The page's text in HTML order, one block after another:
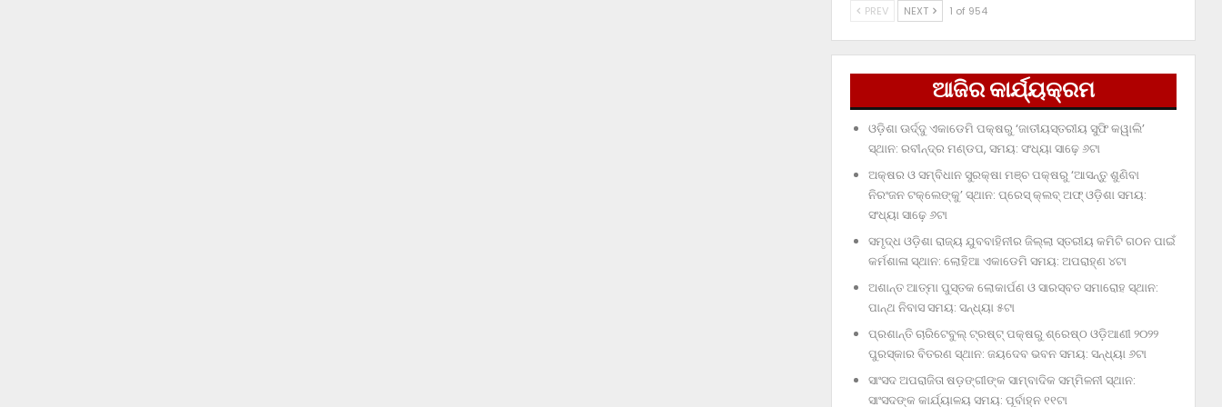
PREV NEXT 1 of 954
ଆଜିର କାର୍ଯ୍ୟକ୍ରମ
ଓଡ଼ିଶା ଊର୍ଦ୍ଦୁ ଏକାଡେମି ପକ୍ଷରୁ ‘ଜାତୀୟସ୍ତରୀୟ ସୁଫି କୱାଲି’
ସ୍ଥାନ: ରବୀନ୍ଦ୍ର ମଣ୍ଡପ, ସମୟ: ସଂଧ୍ୟା ସାଢ଼େ ୬ଟା
ଅକ୍ଷର ଓ ସମ୍ବିଧାନ ସୁରକ୍ଷା ମଞ୍ଚ ପକ୍ଷରୁ ‘ଆସନ୍ତୁ ଶୁଣିବା
ନିରଂଜନ ଟକ୍‌ଲେଙ୍କୁ’ ସ୍ଥାନ: ପ୍ରେସ୍‌ କ୍ଲବ୍‌ ଅଫ୍‌ ଓଡ଼ିଶା ସମୟ:
ସଂଧ୍ୟା ସାଢ଼େ ୬ଟା
ସମୃଦ୍ଧ ଓଡ଼ିଶା ରାଜ୍ୟ ଯୁବବାହିନୀର ଜିଲ୍ଲା ସ୍ତରୀୟ କମିଟି ଗଠନ ପାଇଁ
କର୍ମଶାଳା ସ୍ଥାନ: ଲୋହିଆ ଏକାଡେମି ସମୟ: ଅପରାହ୍‌ଣ ୪ଟା
ଅଶାନ୍ତ ଆତ୍ମା ପୁସ୍ତକ ଲୋକାର୍ପଣ ଓ ସାରସ୍ବତ ସମାରୋହ ସ୍ଥାନ:
ପାନ୍ଥ ନିବାସ ସମୟ: ସନ୍ଧ୍ୟା ୫ଟା
ପ୍ରଶାନ୍ତି ଚାରିଟେବୁଲ୍‌ ଟ୍ରଷ୍ଟ୍‌ ପକ୍ଷରୁ ଶ୍ରେଷ୍ଠ ଓଡ଼ିଆଣୀ ୨୦୨୨
ପୁରସ୍କାର ବିତରଣ ସ୍ଥାନ: ଜୟଦେବ ଭବନ ସମୟ: ସନ୍ଧ୍ୟା ୬ଟା
ସାଂସଦ ଅପରାଜିତା ଷଡ଼ଙ୍ଗୀଙ୍କ ସାମ୍ବାଦିକ ସମ୍ମିଳନୀ ସ୍ଥାନ:
ସାଂସଦଙ୍କ କାର୍ଯ୍ୟାଳୟ ସମୟ: ପୂର୍ବାହ୍ନ ୧୧ଟା